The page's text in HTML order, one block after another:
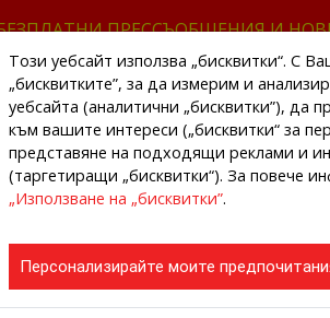
ПРЕССЪОБЩЕНИЯ И
НАЧАЛО НОВИНИ ОТ
Този уебсайт използва „бисквитки“. С
„бисквитките”, за да измерим и
уебсайта (аналитични „бисквитки”), да
към вашите интереси („бисквитки“ за
представяне на подходящи реклами и
(таргетиращи „бисквитки“). За повече
„Използване на „бисквитки”.
Персонализирайте моите